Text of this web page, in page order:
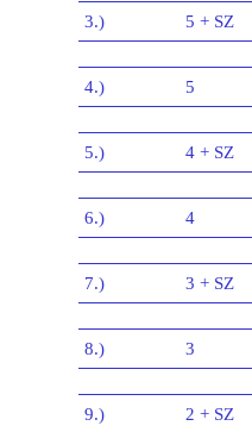
3.) 5 + SZ
4.) 5
5.) 4 + SZ
6.) 4
7.) 3 + SZ
8.) 3
9.) 2 + SZ